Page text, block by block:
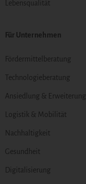
Lebensqualität
Für Unternehmen
Fördermittelberatung
Technologieberatung
Ansiedlung & Erweiterung
Logistik & Mobilität
Nachhaltigkeit
Gesundheit
Digitalisierung